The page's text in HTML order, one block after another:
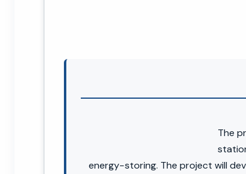
The
energy−storing. The project will